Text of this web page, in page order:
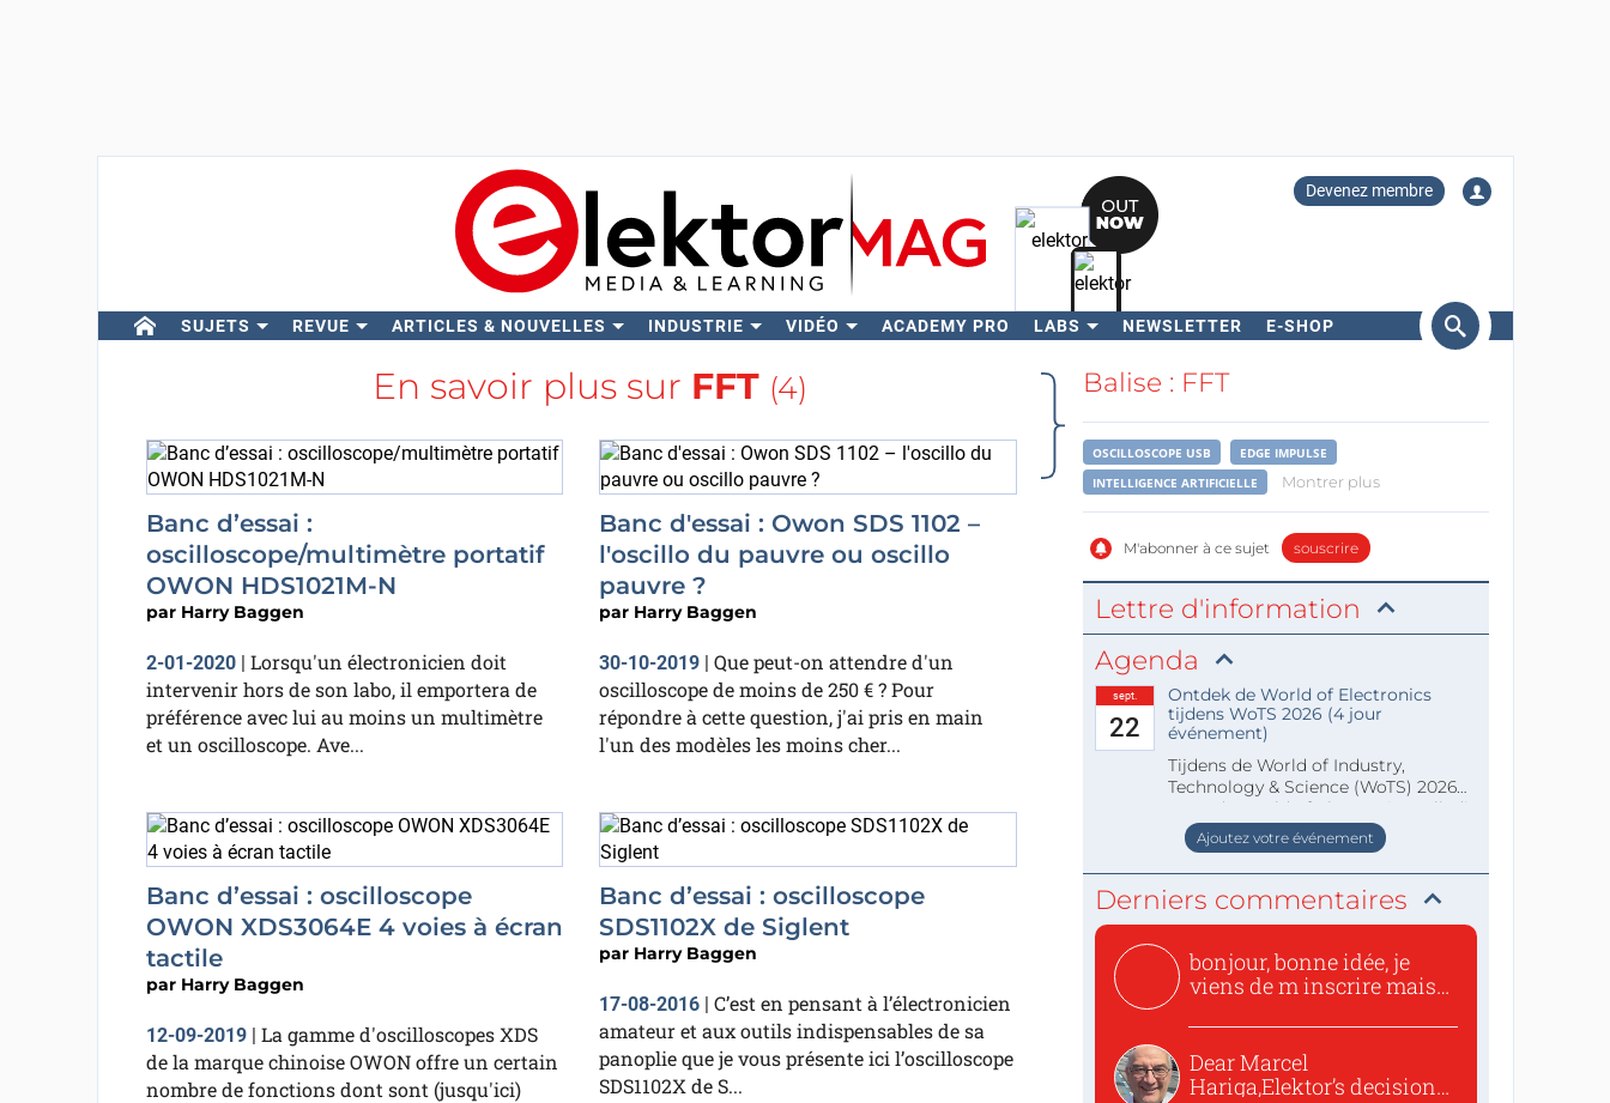
Devenez membre
SUJETS REVUE ARTICLES & NOUVELLES INDUSTRIE VIDÉO ACADEMY PRO LABS NEWSLETTER E-SHOP
Rechercher
En savoir plus sur FFT (4)
Banc d’essai :
oscilloscope/multimètre portatif
OWON HDS1021M-N
par Harry Baggen
2-01-2020| Lorsqu'un électronicien doit
intervenir hors de son labo, il emportera de
préférence avec lui au moins un multimètre
et un oscilloscope. Ave...
Banc d'essai : Owon SDS 1102 –
l'oscillo du pauvre ou oscillo
pauvre ?
par Harry Baggen
30-10-2019 | Que peut-on attendre d'un
oscilloscope de moins de 250 € ? Pour
répondre à cette question, j'ai pris en main
l'un des modèles les moins cher...
Banc d’essai : oscilloscope
OWON XDS3064E 4 voies à écran
tactile
par Harry Baggen
12-09-2019| La gamme d'oscilloscopes XDS
de la marque chinoise OWON offre un certain
nombre de fonctions dont sont (jusqu'ici)
Banc d’essai : oscilloscope
SDS1102X de Siglent
par Harry Baggen
17-08-2016 | C’est en pensant à l’électronicien
amateur et aux outils indispensables de sa
panoplie que je vous présente ici l’oscilloscope
SDS1102X de S...
Balise : FFT
OSCILLOSCOPE USB
EDGE IMPULSE
INTELLIGENCE ARTIFICIELLE
Montrer plus
M'abonner à ce sujet souscrire
Lettre d'information
Agenda
sept.
22
Ontdek de World of Electronics
tijdens WoTS 2026 (4 jour
événement)
Tijdens de World of Industry,
Technology & Science (WoTS) 2026
staat de World of Electronics volledi
Ajoutez votre événement
Derniers commentaires
bonjour, bonne idée, je
viens de m inscrire mais
Dear Marcel
Hariga,Elektor’s decision